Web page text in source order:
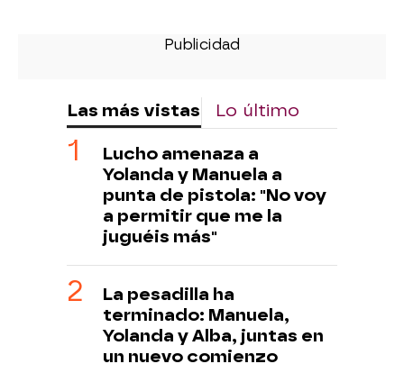
Las más vistas Lo último
Lucho amenaza a
Yolanda y Manuela a
punta de pistola: "No voy
a permitir que me la
juguéis más"
La pesadilla ha
terminado: Manuela,
Yolanda y Alba, juntas en
un nuevo comienzo